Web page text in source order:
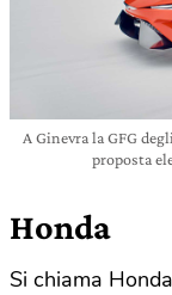
A Ginevra la GFG
proposta
Honda
Si chiama Honda